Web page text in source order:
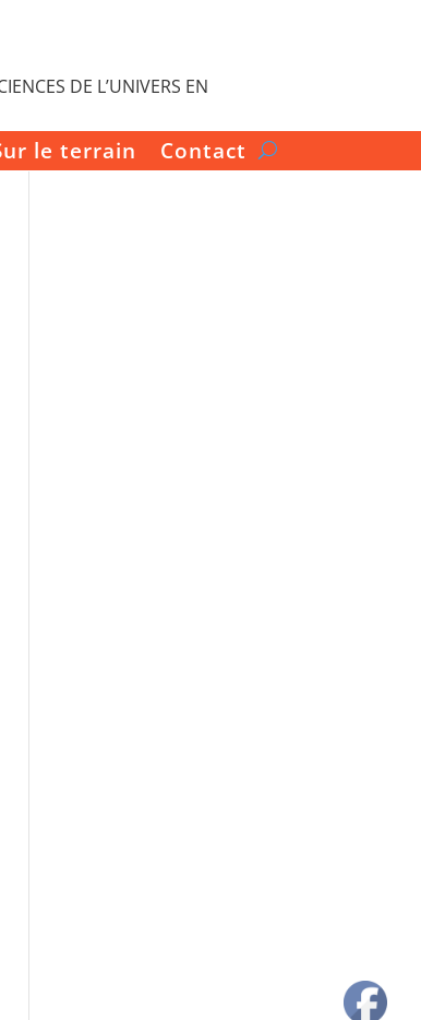
DE L’UNIVERS EN
le terrain Contact